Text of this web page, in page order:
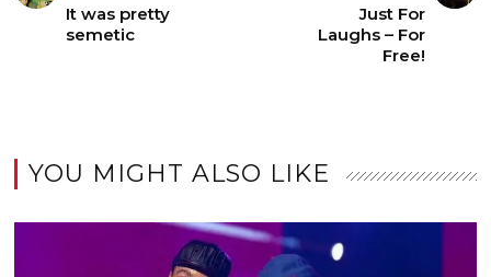
It was pretty
semetic
Just For
Laughs – For
Free!
YOU MIGHT ALSO LIKE